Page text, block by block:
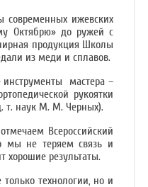
современных ижевских
Октябрю» до ружей с
продукция Школы
из меди и сплавов.
мастера –
рукоятки
т. наук М. М. Черных).
Всероссийский
мы не теряем связь и
хорошие результаты.
технологии, но и